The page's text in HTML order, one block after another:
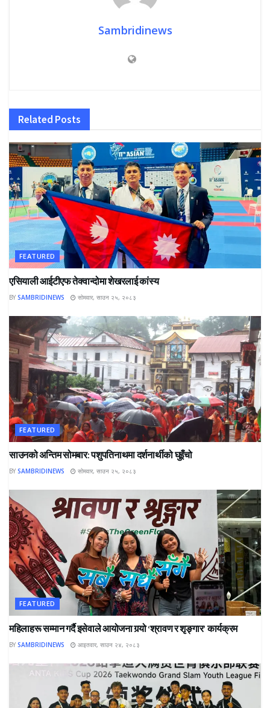
Sambridinews
Related Posts
FEATURED
एसियाली आईटीएफ तेक्वान्दोमा शेखरलाई कांस्य
BY SAMBRIDINEWS सोमवार, साउन २५, २०८३
FEATURED
साउनको अन्तिम सोमबार: पशुपतिनाथमा दर्शनार्थीको घुइँचो
BY SAMBRIDINEWS सोमवार, साउन २५, २०८३
FEATURED
महिलाहरू सम्मान गर्दै इसेवाले आयोजना गर्‍यो ‘श्रावण र शृङ्गार’ कार्यक्रम
BY SAMBRIDINEWS आइतवार, साउन २४, २०८३